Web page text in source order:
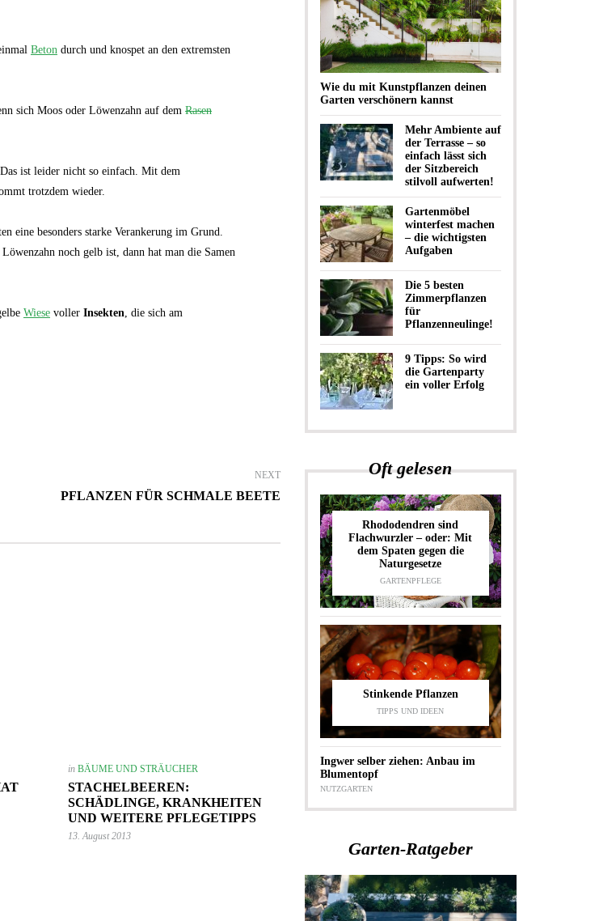
Beton durch und knospet an den extremsten
sich Moos oder Löwenzahn auf dem Rasen
ist leider nicht so einfach. Mit dem
trotzdem wieder.
eine besonders starke Verankerung im Grund.
noch gelb ist, dann hat man die Samen
Wiese voller Insekten, die sich am
NEXT
PFLANZEN FÜR SCHMALE BEETE
in BÄUME UND STRÄUCHER
STACHELBEEREN:
SCHÄDLINGE, KRANKHEITEN
UND WEITERE PFLEGETIPPS
13. August 2013
Wie du mit Kunstpflanzen deinen
Garten verschönern kannst
Mehr Ambiente auf
der Terrasse – so
einfach lässt sich
der Sitzbereich
stilvoll aufwerten!
Gartenmöbel
winterfest machen
– die wichtigsten
Aufgaben
Die 5 besten
Zimmerpflanzen
für
Pflanzenneulinge!
9 Tipps: So wird
die Gartenparty
ein voller Erfolg
Oft gelesen
Rhododendren sind
Flachwurzler – oder: Mit
dem Spaten gegen die
Naturgesetze
GARTENPFLEGE
Stinkende Pflanzen
TIPPS UND IDEEN
Ingwer selber ziehen: Anbau im
Blumentopf
NUTZGARTEN
Garten-Ratgeber